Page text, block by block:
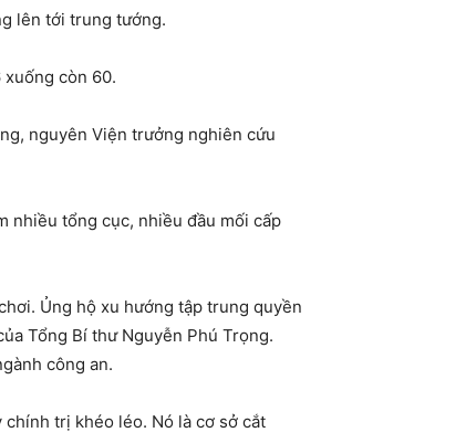
lên tới trung tướng.
xuống còn 60.
nguyên Viện trưởng nghiên cứu
nhiều tổng cục, nhiều đầu mối cấp
Ủng hộ xu hướng tập trung quyền
Tổng Bí thư Nguyễn Phú Trọng.
công an.
trị khéo léo. Nó là cơ sở cắt